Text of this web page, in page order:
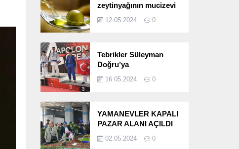
zeytinyağının mucizevi
12.05.2024 0
Tebrikler Süleyman
Doğru’ya
16.05.2024 0
YAMANEVLER KAPALI
PAZAR ALANI AÇILDI
02.05.2024 0